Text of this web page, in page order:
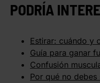
PODRÍA
Estirar: cuándo y
Guía para ganar
Confusión
Por qué no